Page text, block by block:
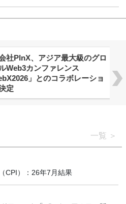
PlnX、アジア最大級のグロ
カンファレンス
」とのコラボレーショ
一覧
CPI）：26年7月結果